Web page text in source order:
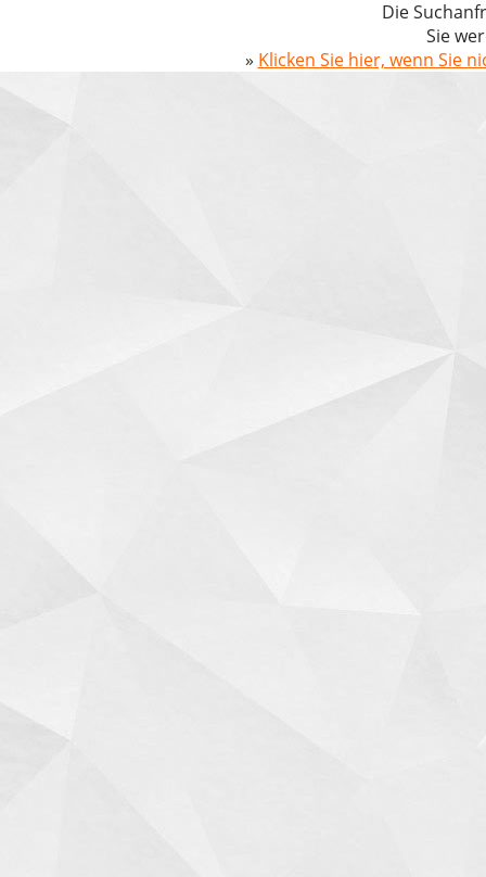
Die
Sie
» Klicken Sie hier, wenn Sie